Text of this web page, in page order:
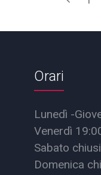
Orari
Lunedì -
Venerdì
Sabato chiusi
Domenica